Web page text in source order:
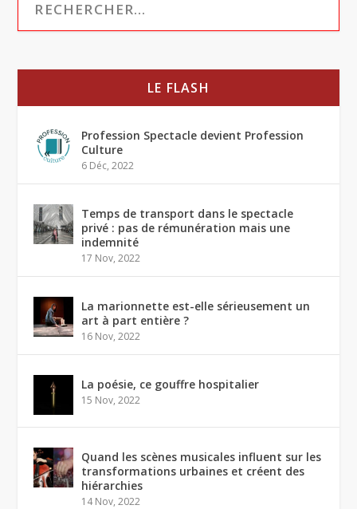
LE FLASH
Profession Spectacle devient Profession
Culture
6 Déc, 2022
Temps de transport dans le spectacle
privé : pas de rémunération mais une
indemnité
17 Nov, 2022
La marionnette est-elle sérieusement un
art à part entière ?
16 Nov, 2022
La poésie, ce gouffre hospitalier
15 Nov, 2022
Quand les scènes musicales influent sur les
transformations urbaines et créent des
hiérarchies
14 Nov, 2022